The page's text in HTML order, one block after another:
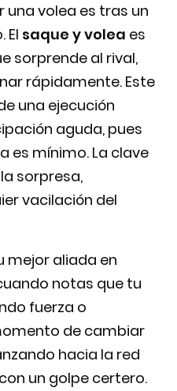
una volea es tras un
El saque y volea es
sorprende al rival,
rápidamente. Este
una ejecución
aguda, pues
es mínimo. La clave
sorpresa,
vacilación del
mejor aliada en
notas que tu
fuerza o
de cambiar
hacia la red
un golpe certero.